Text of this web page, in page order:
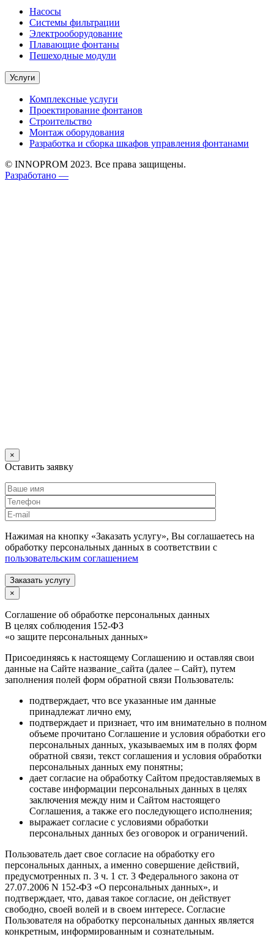
Насосы
Системы фильтрации
Электрооборудование
Плавающие фонтаны
Пешеходные модули
Услуги
Комплексные услуги
Проектирование фонтанов
Строительство
Монтаж оборудования
Разработка и сборка шкафов управления фонтанами
© INNOPROM 2023. Все права защищены.
Разработано —
×
Оставить заявку
Нажимая на кнопку «Заказать услугу», Вы соглашаетесь на
обработку персональных данных в соответствии с
пользовательским соглашением
Заказать услугу
×
Соглашение об обработке персональных данных
В целях соблюдения 152-ФЗ
«о защите персональных данных»
Присоединяясь к настоящему Соглашению и оставляя свои
данные на Сайте название_сайта (далее – Сайт), путем
заполнения полей форм обратной связи Пользователь:
подтверждает, что все указанные им данные
принадлежат лично ему,
подтверждает и признает, что им внимательно в полном
объеме прочитано Соглашение и условия обработки его
персональных данных, указываемых им в полях форм
обратной связи, текст соглашения и условия обработки
персональных данных ему понятны;
дает согласие на обработку Сайтом предоставляемых в
составе информации персональных данных в целях
заключения между ним и Сайтом настоящего
Соглашения, а также его последующего исполнения;
выражает согласие с условиями обработки
персональных данных без оговорок и ограничений.
Пользователь дает свое согласие на обработку его
персональных данных, а именно совершение действий,
предусмотренных п. 3 ч. 1 ст. 3 Федерального закона от
27.07.2006 N 152-ФЗ «О персональных данных», и
подтверждает, что, давая такое согласие, он действует
свободно, своей волей и в своем интересе. Согласие
Пользователя на обработку персональных данных является
конкретным, информированным и сознательным.